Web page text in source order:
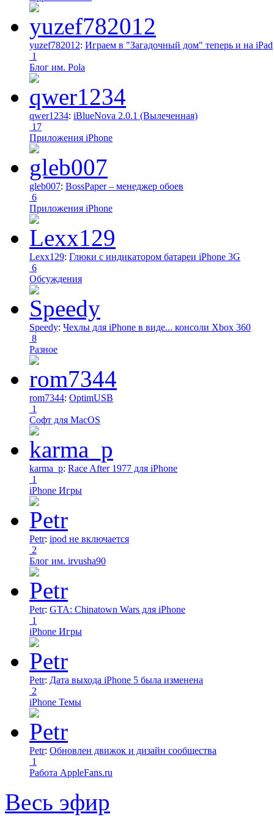
yuzef782012: Играем в "Загадочный дом" теперь и на iPad
1
Блог им. Pola
qwer1234: iBlueNova 2.0.1 (Вылеченная)
17
Приложения iPhone
gleb007: BossPaper – менеджер обоев
6
Приложения iPhone
Lexx129: Глюки с индикатором батареи iPhone 3G
6
Обсуждения
Speedy: Чехлы для iPhone в виде... консоли Xbox 360
8
Разное
rom7344: OptimUSB
1
Софт для MacOS
karma_p: Race After 1977 для iPhone
1
iPhone Игры
Petr: ipod не включается
2
Блог им. irvusha90
Petr: GTA: Chinatown Wars для iPhone
1
iPhone Игры
Petr: Дата выхода iPhone 5 была изменена
2
iPhone Темы
Petr: Обновлен движок и дизайн сообщества
1
Работа AppleFans.ru
Весь эфир